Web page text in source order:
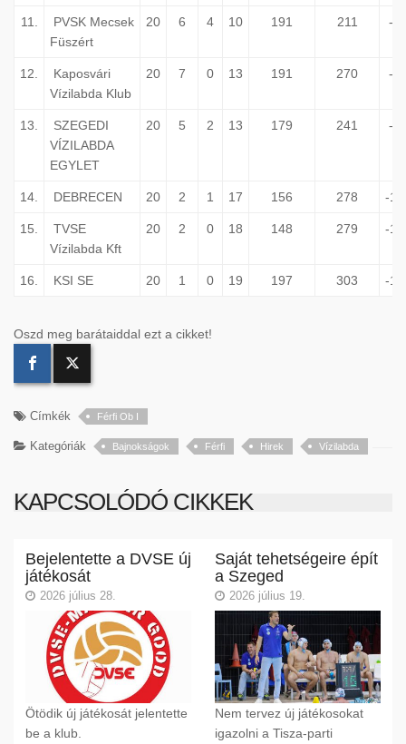
11.
PVSK Mecsek
Füszért
20 6 4 10 191 211 -
12.
Kaposvári
Vízilabda Klub
20 7 0 13 191 270 -
13.
SZEGEDI
VÍZILABDA
EGYLET
20 5 2 13 179 241 -
14. DEBRECEN 20 2 1 17 156 278 -
15.
TVSE
Vízilabda Kft
20 2 0 18 148 279 -
16. KSI SE 20 1 0 19 197 303 -
Oszd meg barátaiddal ezt a cikket!
Címkék Férfi Ob I
Kategóriák Bajnokságok Férfi Hirek Vízilabda
KAPCSOLÓDÓ CIKKEK
Bejelentette a DVSE új
játékosát
2026 július 28.
Ötödik új játékosát jelentette
be a klub.
Saját tehetségeire épít
a Szeged
2026 július 19.
Nem tervez új játékosokat
igazolni a Tisza-parti